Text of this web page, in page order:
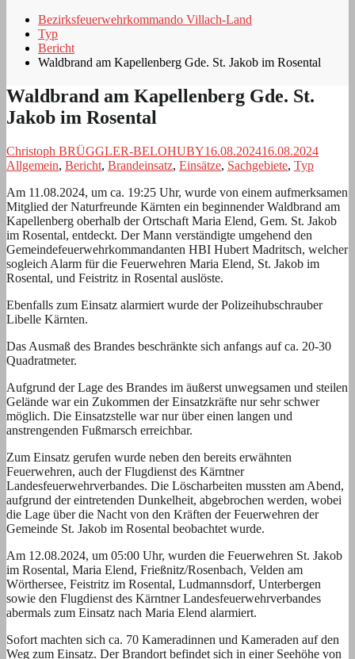
Bezirksfeuerwehrkommando Villach-Land
Typ
Bericht
Waldbrand am Kapellenberg Gde. St. Jakob im Rosental
Waldbrand am Kapellenberg Gde. St.
Jakob im Rosental
Christoph BRÜGGLER-BELOHUBY16.08.202416.08.2024
Allgemein, Bericht, Brandeinsatz, Einsätze, Sachgebiete, Typ
Am 11.08.2024, um ca. 19:25 Uhr, wurde von einem aufmerksamen
Mitglied der Naturfreunde Kärnten ein beginnender Waldbrand am
Kapellenberg oberhalb der Ortschaft Maria Elend, Gem. St. Jakob
im Rosental, entdeckt. Der Mann verständigte umgehend den
Gemeindefeuerwehrkommandanten HBI Hubert Madritsch, welcher
sogleich Alarm für die Feuerwehren Maria Elend, St. Jakob im
Rosental, und Feistritz in Rosental auslöste.
Ebenfalls zum Einsatz alarmiert wurde der Polizeihubschrauber
Libelle Kärnten.
Das Ausmaß des Brandes beschränkte sich anfangs auf ca. 20-30
Quadratmeter.
Aufgrund der Lage des Brandes im äußerst unwegsamen und steilen
Gelände war ein Zukommen der Einsatzkräfte nur sehr schwer
möglich. Die Einsatzstelle war nur über einen langen und
anstrengenden Fußmarsch erreichbar.
Zum Einsatz gerufen wurde neben den bereits erwähnten
Feuerwehren, auch der Flugdienst des Kärntner
Landesfeuerwehrverbandes. Die Löscharbeiten mussten am Abend,
aufgrund der eintretenden Dunkelheit, abgebrochen werden, wobei
die Lage über die Nacht von den Kräften der Feuerwehren der
Gemeinde St. Jakob im Rosental beobachtet wurde.
Am 12.08.2024, um 05:00 Uhr, wurden die Feuerwehren St. Jakob
im Rosental, Maria Elend, Frießnitz/Rosenbach, Velden am
Wörthersee, Feistritz im Rosental, Ludmannsdorf, Unterbergen
sowie den Flugdienst des Kärntner Landesfeuerwehrverbandes
abermals zum Einsatz nach Maria Elend alarmiert.
Sofort machten sich ca. 70 Kameradinnen und Kameraden auf den
Weg zum Einsatz. Der Brandort befindet sich in einer Seehöhe von